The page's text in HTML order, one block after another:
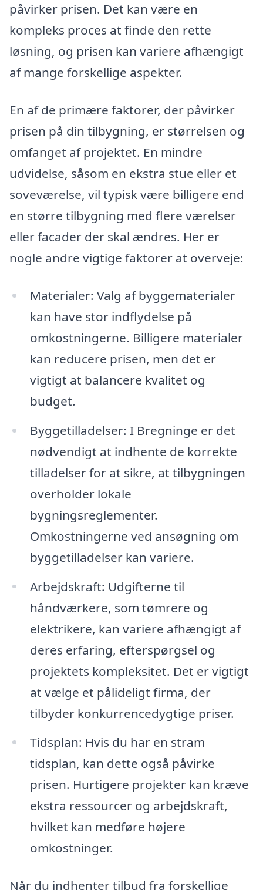
påvirker prisen. Det kan være en
kompleks proces at finde den rette
løsning, og prisen kan variere afhængigt
af mange forskellige aspekter.
En af de primære faktorer, der påvirker
prisen på din tilbygning, er størrelsen og
omfanget af projektet. En mindre
udvidelse, såsom en ekstra stue eller et
soveværelse, vil typisk være billigere end
en større tilbygning med flere værelser
eller facader der skal ændres. Her er
nogle andre vigtige faktorer at overveje:
Materialer: Valg af byggematerialer
kan have stor indflydelse på
omkostningerne. Billigere materialer
kan reducere prisen, men det er
vigtigt at balancere kvalitet og
budget.
Byggetilladelser: I Bregninge er det
nødvendigt at indhente de korrekte
tilladelser for at sikre, at tilbygningen
overholder lokale
bygningsreglementer.
Omkostningerne ved ansøgning om
byggetilladelser kan variere.
Arbejdskraft: Udgifterne til
håndværkere, som tømrere og
elektrikere, kan variere afhængigt af
deres erfaring, efterspørgsel og
projektets kompleksitet. Det er vigtigt
at vælge et pålideligt firma, der
tilbyder konkurrencedygtige priser.
Tidsplan: Hvis du har en stram
tidsplan, kan dette også påvirke
prisen. Hurtigere projekter kan kræve
ekstra ressourcer og arbejdskraft,
hvilket kan medføre højere
omkostninger.
Når du indhenter tilbud fra forskellige